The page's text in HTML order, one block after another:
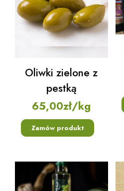
Oliwki zielone z
pestką
65,00zł/kg
Zamów produkt